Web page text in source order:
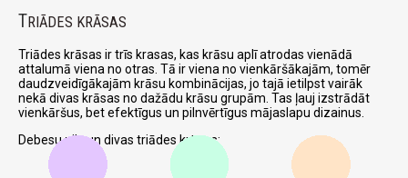
TRIĀDES KRĀSAS
Triādes krāsas ir trīs krasas, kas krāsu aplī atrodas vienādā
attalumā viena no otras. Tā ir viena no vienkāršākajām, tomēr
daudzveidīgākajām krāsu kombinācijas, jo tajā ietilpst vairāk
nekā divas krāsas no dažādu krāsu grupām. Tas ļauj izstrādāt
vienkāršus, bet efektīgus un pilnvērtīgus mājaslapu dizainus.
Debesu zils un divas triādes krāsas: